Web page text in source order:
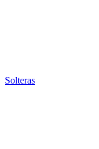
Solteras